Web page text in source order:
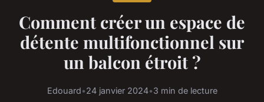
Comment créer un espace de
détente multifonctionnel sur
un balcon étroit ?
Edouard•24 janvier 2024•3 min de lecture